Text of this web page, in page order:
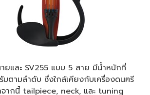
ยและ SV255 แบบ 5 สาย มีน้ำหนักที่
ตามลำดับ ซึ่งใกล้เคียงกับเครื่องดนฅรี
ากนี้ tailpiece, neck, และ tuning